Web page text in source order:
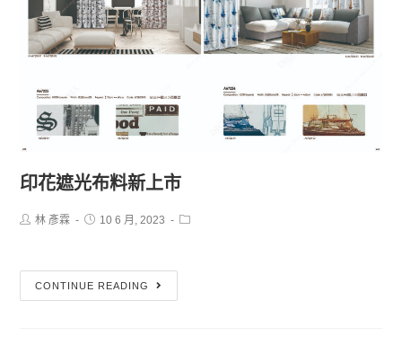
印花遮光布料新上市
林 彥霖 10 6 月, 2023
CONTINUE READING